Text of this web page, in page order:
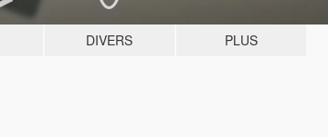
DIVERS PLUS